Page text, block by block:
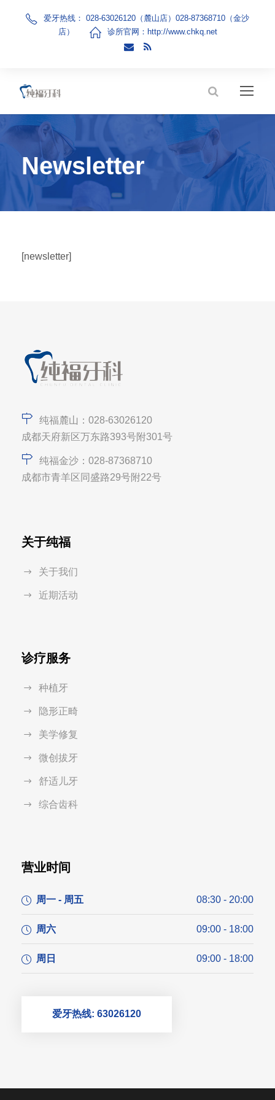
爱牙热线： 028-63026120（麓山店）028-87368710（金沙
店）
诊所官网： http://www.chkq.net
Newsletter
[newsletter]
纯福麓山：028-63026120
成都天府新区万东路393号附301号
纯福金沙：028-87368710
成都市青羊区同盛路29号附22号
关于纯福
关于我们
近期活动
诊疗服务
种植牙
隐形正畸
美学修复
微创拔牙
舒适儿牙
综合齿科
营业时间
周一 - 周五 08:30 - 20:00
周六 09:00 - 18:00
周日 09:00 - 18:00
爱牙热线: 63026120